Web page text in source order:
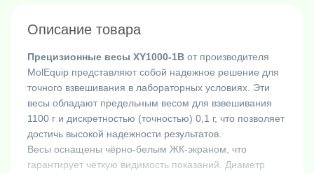
Описание товара
Прецизионные весы XY1000-1B от производителя
MolEquip представляют собой надежное решение для
точного взвешивания в лабораторных условиях. Эти
весы обладают предельным весом для взвешивания
1100 г и дискретностью (точностью) 0,1 г, что позволяет
достичь высокой надежности результатов.
Весы оснащены чёрно-белым ЖК-экраном, что
гарантирует чёткую видимость показаний. Диаметр